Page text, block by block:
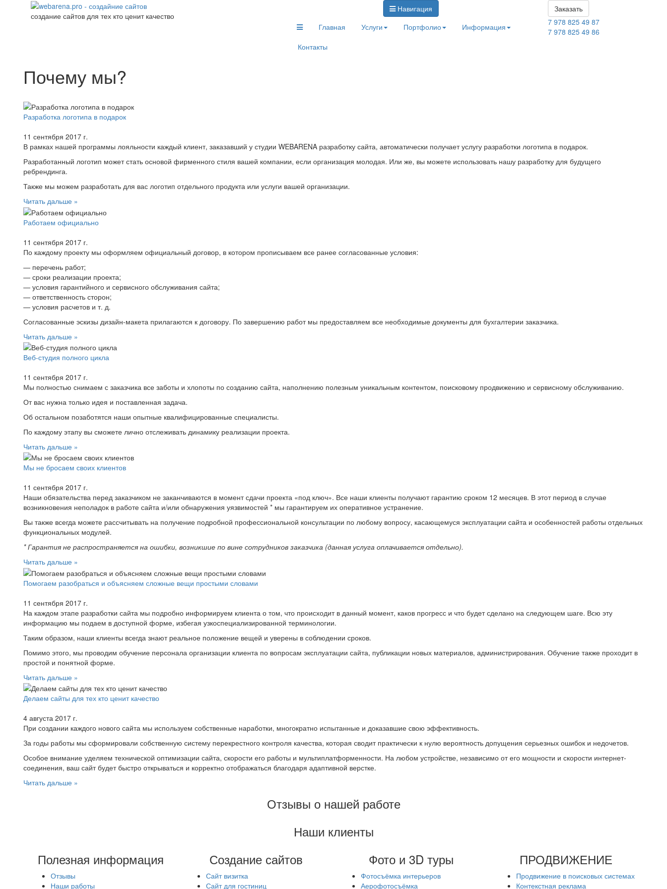
создание сайтов для тех кто ценит качество
Навигация
Главная
Услуги Портфолио
Информация
Контакты
Заказать
7 978 825 49 87
7 978 825 49 86
Почему мы?
Разработка логотипа в подарок
11 сентября 2017 г.
В рамках нашей программы лояльности каждый клиент, заказавший у студии WEBARENA разработку сайта, автоматически получает услугу разработки логотипа в подарок.
Разработанный логотип может стать основой фирменного стиля вашей компании, если организация молодая. Или же, вы можете использовать нашу разработку для будущего
ребрендинга.
Также мы можем разработать для вас логотип отдельного продукта или услуги вашей организации.
Читать дальше »
Работаем официально
11 сентября 2017 г.
По каждому проекту мы оформляем официальный договор, в котором прописываем все ранее согласованные условия:
— перечень работ;
— сроки реализации проекта;
— условия гарантийного и сервисного обслуживания сайта;
— ответственность сторон;
— условия расчетов и т. д.
Согласованные эскизы дизайн-макета прилагаются к договору. По завершению работ мы предоставляем все необходимые документы для бухгалтерии заказчика.
Читать дальше »
Веб-студия полного цикла
11 сентября 2017 г.
Мы полностью снимаем с заказчика все заботы и хлопоты по созданию сайта, наполнению полезным уникальным контентом, поисковому продвижению и сервисному обслуживанию.
От вас нужна только идея и поставленная задача.
Об остальном позаботятся наши опытные квалифицированные специалисты.
По каждому этапу вы сможете лично отслеживать динамику реализации проекта.
Читать дальше »
Мы не бросаем своих клиентов
11 сентября 2017 г.
Наши обязательства перед заказчиком не заканчиваются в момент сдачи проекта «под ключ». Все наши клиенты получают гарантию сроком 12 месяцев. В этот период в случае
возникновения неполадок в работе сайта и/или обнаружения уязвимостей * мы гарантируем их оперативное устранение.
Вы также всегда можете рассчитывать на получение подробной профессиональной консультации по любому вопросу, касающемуся эксплуатации сайта и особенностей работы отдельных
функциональных модулей.
* Гарантия не распространяется на ошибки, возникшие по вине сотрудников заказчика (данная услуга оплачивается отдельно).
Читать дальше »
Помогаем разобраться и объясняем сложные вещи простыми словами
11 сентября 2017 г.
На каждом этапе разработки сайта мы подробно информируем клиента о том, что происходит в данный момент, каков прогресс и что будет сделано на следующем шаге. Всю эту
информацию мы подаем в доступной форме, избегая узкоспециализированной терминологии.
Таким образом, наши клиенты всегда знают реальное положение вещей и уверены в соблюдении сроков.
Помимо этого, мы проводим обучение персонала организации клиента по вопросам эксплуатации сайта, публикации новых материалов, администрирования. Обучение также проходит в
простой и понятной форме.
Читать дальше »
Делаем сайты для тех кто ценит качество
4 августа 2017 г.
При создании каждого нового сайта мы используем собственные наработки, многократно испытанные и доказавшие свою эффективность.
За годы работы мы сформировали собственную систему перекрестного контроля качества, которая сводит практически к нулю вероятность допущения серьезных ошибок и недочетов.
Особое внимание уделяем технической оптимизации сайта, скорости его работы и мультиплатформенности. На любом устройстве, независимо от его мощности и скорости интернет-
соединения, ваш сайт будет быстро открываться и корректно отображаться благодаря адаптивной верстке.
Читать дальше »
Отзывы о нашей работе
Наши клиенты
Полезная информация
Отзывы
Наши работы
Создание сайтов
Сайт визитка
Сайт для гостиниц
Фото и 3D туры
Фотосъёмка интерьеров
Аерофотосъёмка
ПРОДВИЖЕНИЕ
Продвижение в поисковых системах
Контекстная реклама